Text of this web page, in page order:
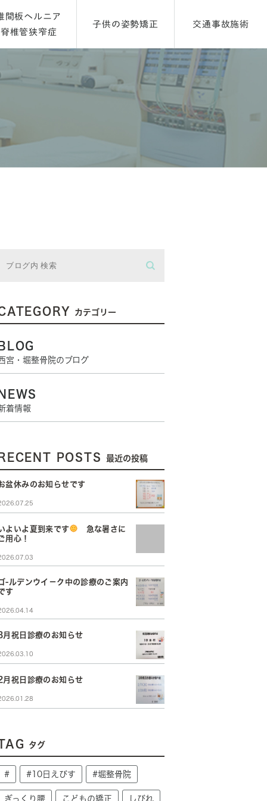
間板ヘルニア
脊椎管狭窄症
子供の姿勢矯正 交通事故施術
カテゴリー
宮・堀整骨院のブログ
着情報
POSTS 最近の投稿
盆休みのお知らせです
よいよ夏到来です
急な暑さに
用心！
-ルデンウイ－ク中の診療のご案内
す
月祝日診療のお知らせ
月祝日診療のお知らせ
タグ
# #10日えびす #堀整骨院
ぎっくり腰 こどもの矯正 しびれ